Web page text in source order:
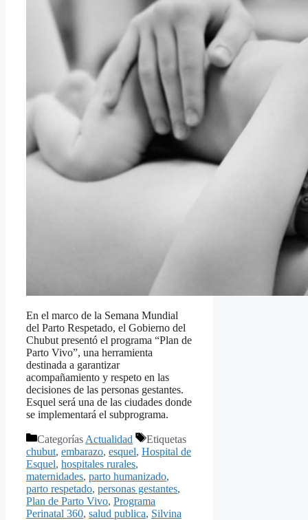
En el marco de la Semana Mundial
del Parto Respetado, el Gobierno del
Chubut presentó el programa “Plan de
Parto Vivo”, una herramienta
destinada a garantizar
acompañamiento y respeto en las
decisiones de las personas gestantes.
Esquel será una de las ciudades donde
se implementará el subprograma.
Categorías Actualidad
Etiquetas
chubut, embarazo, esquel, Hospital de
Esquel, hospitales rurales,
maternidades, parto humanizado,
parto respetado, personas gestantes,
Plan de Parto Vivo, Programa
Perinatal 360, salud publica, Silvina